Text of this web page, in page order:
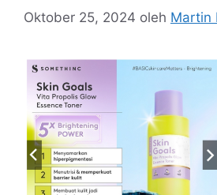
Oktober 25, 2024 oleh Martin